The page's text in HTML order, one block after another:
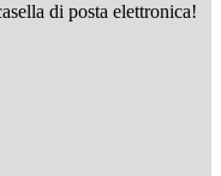
di posta elettronica!